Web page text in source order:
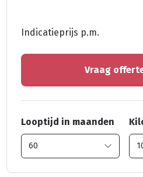
Indicatieprijs p.m.
Vraag
Looptijd in maanden